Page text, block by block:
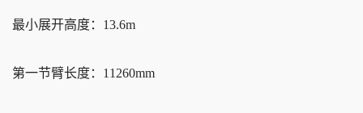
最小展开高度：13.6m
第一节臂长度：11260mm